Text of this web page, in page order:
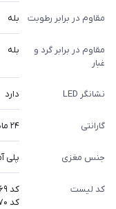
مقاوم در برابر رطوبت بله
مقاوم در برابر گرد و
غبار
بله
نشانگر LED دارد
گارانتی 24 ماهه شرکت بهداد الکتریک
جنس مغزی پلی
کد لیست
کد 169 -> کابل 1,8 متر
کد 170 -> کابل 3 متر